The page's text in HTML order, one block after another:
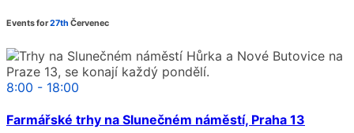
Events for27th Červenec
8:00 - 18:00
Farmářské trhy na Slunečném náměstí, Praha 13